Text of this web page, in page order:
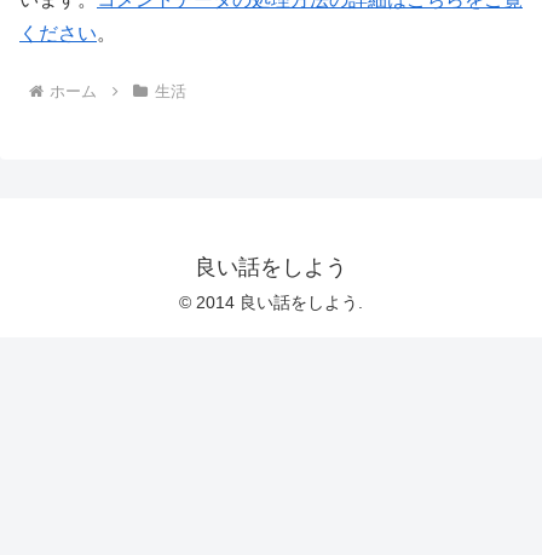
ください。
ホーム 生活
良い話をしよう
© 2014 良い話をしよう.